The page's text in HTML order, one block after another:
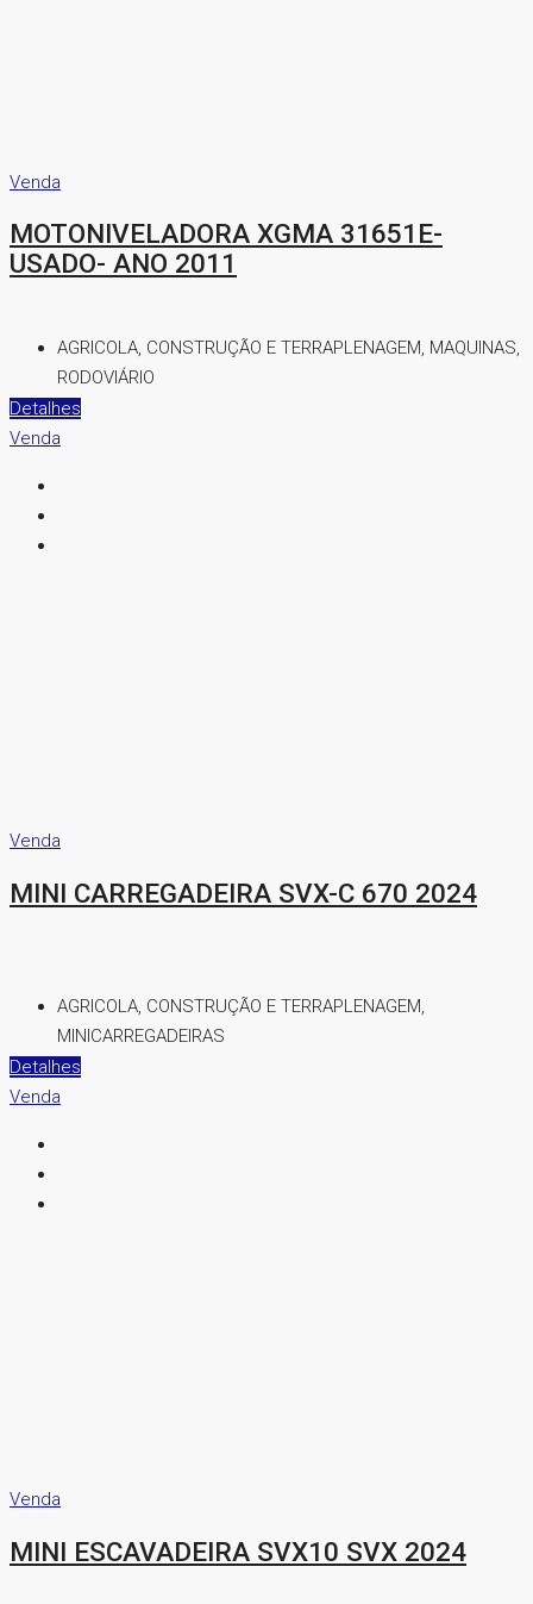
Venda
MOTONIVELADORA XGMA 31651E-
USADO- ANO 2011
AGRICOLA, CONSTRUÇÃO E TERRAPLENAGEM, MAQUINAS,
RODOVIÁRIO
Detalhes
Venda
Venda
MINI CARREGADEIRA SVX-C 670 2024
AGRICOLA, CONSTRUÇÃO E TERRAPLENAGEM,
MINICARREGADEIRAS
Detalhes
Venda
Venda
MINI ESCAVADEIRA SVX10 SVX 2024